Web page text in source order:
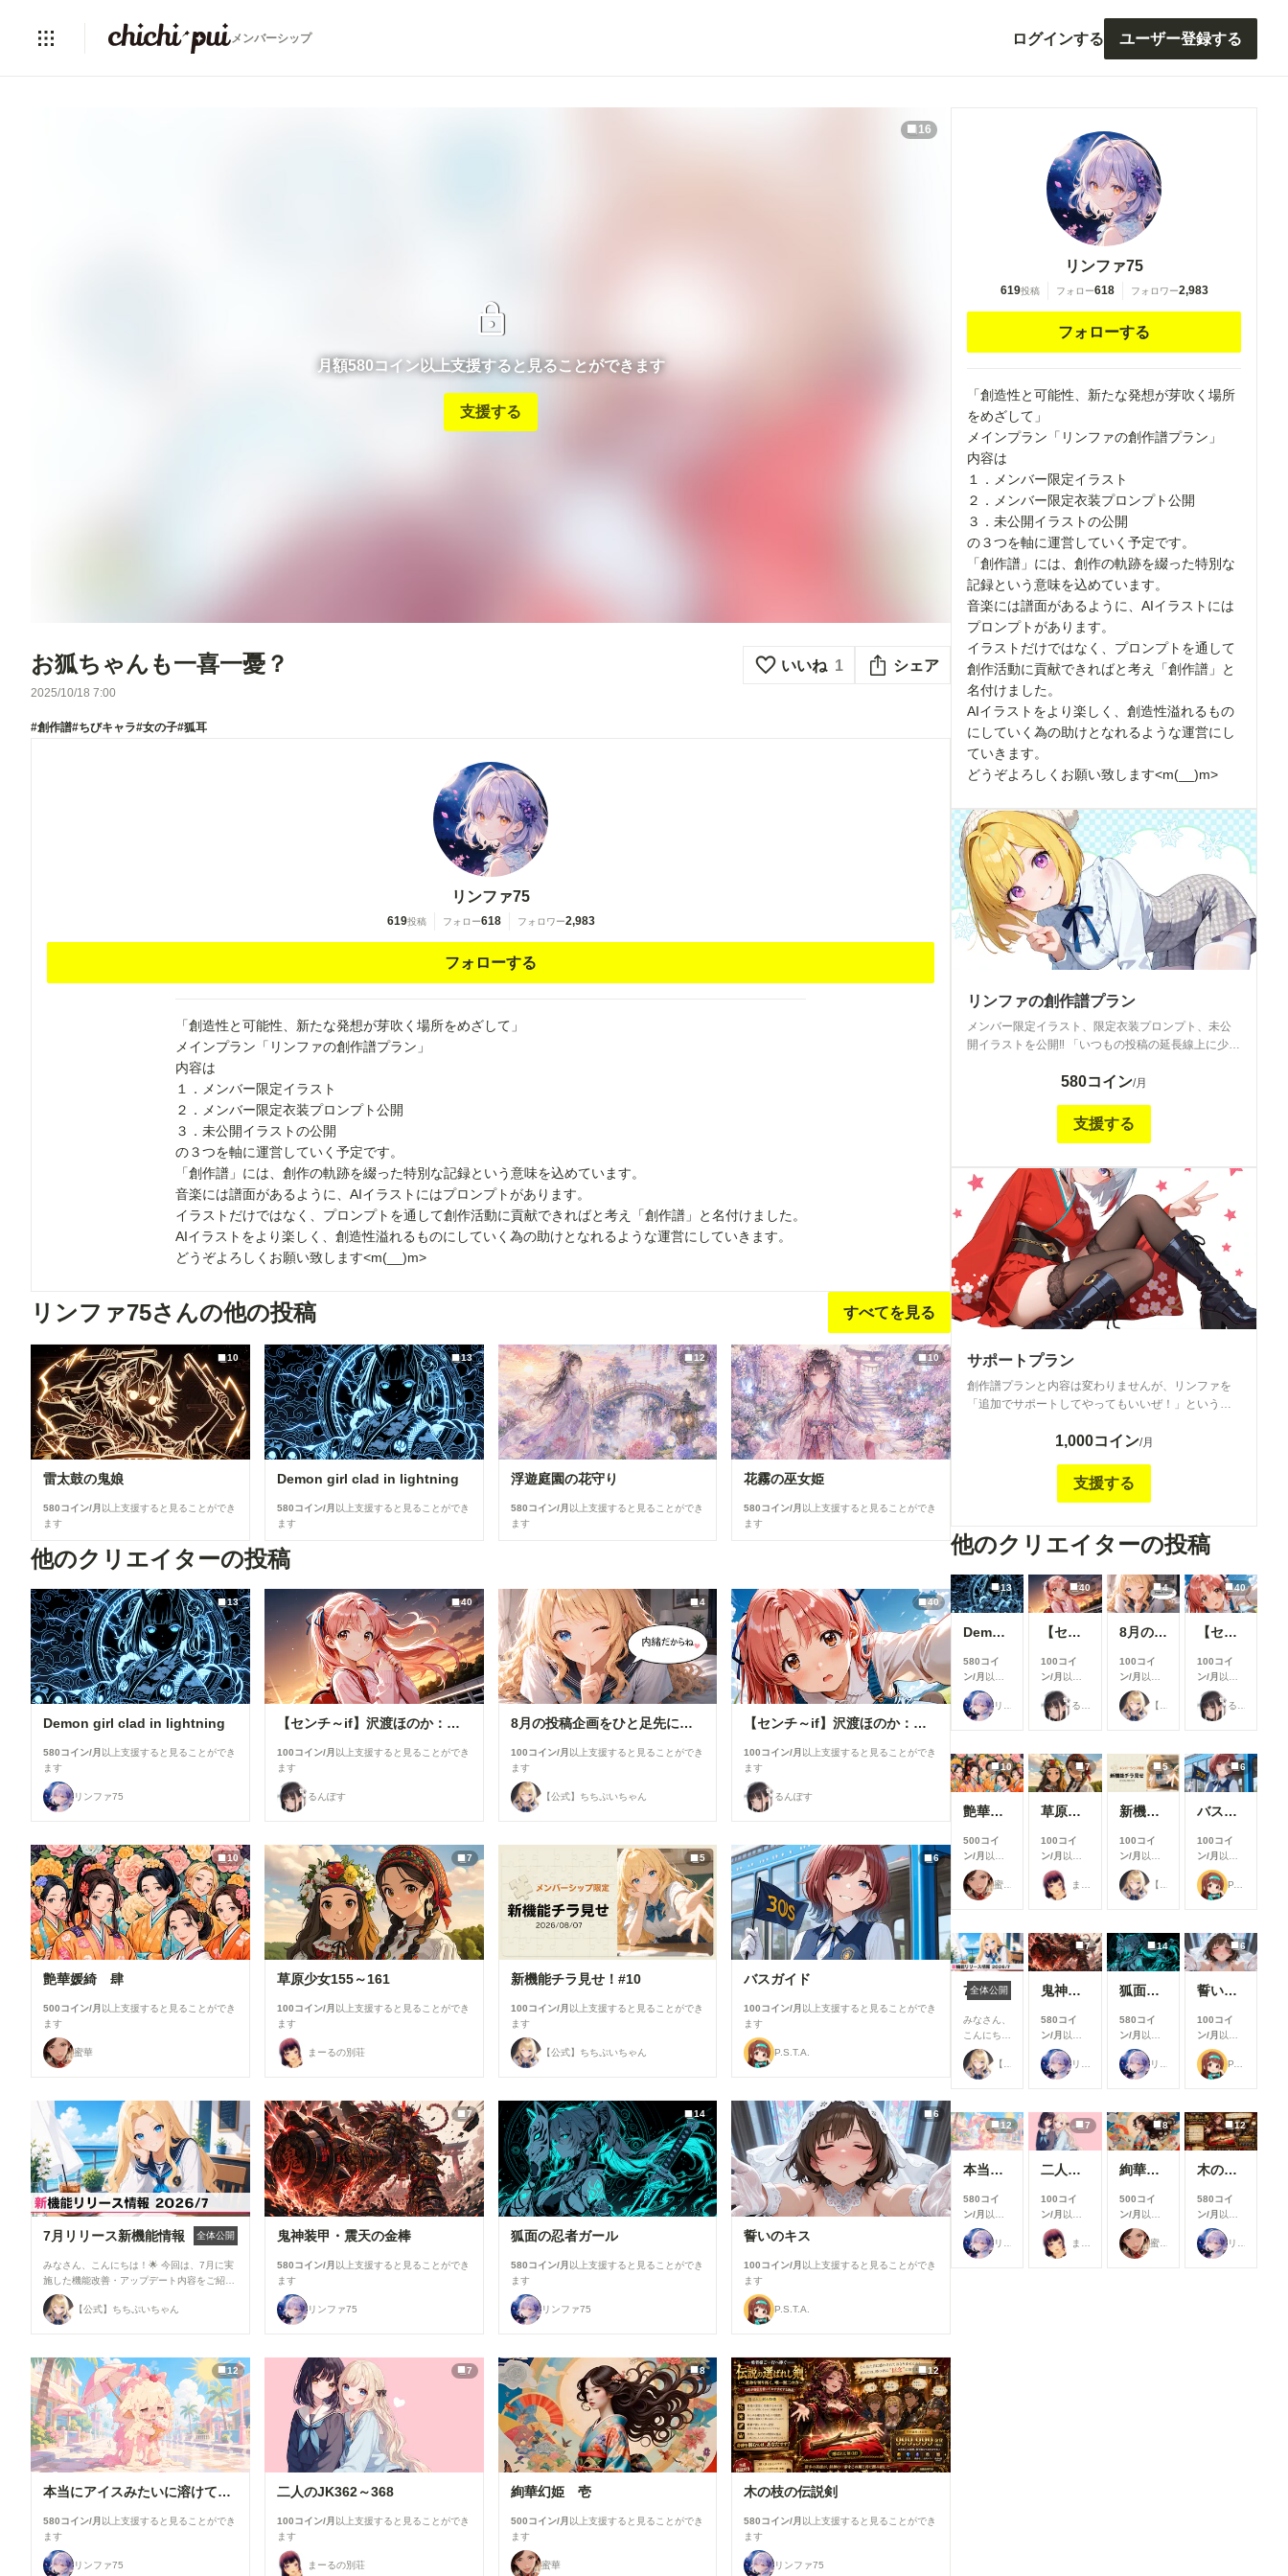
メンバーシップ ログインする ユーザー登録する
lock
月額580コイン以上支援すると見ることができます
支援する
16
お狐ちゃんも一喜一憂？
2025/10/18 7:00
#創作譜#ちびキャラ#女の子#狐耳
いいね 1 シェア
リンファ75
619投稿 フォロー618 フォロワー2,983
フォローする
「創造性と可能性、新たな発想が芽吹く場所をめざして」
メインプラン「リンファの創作譜プラン」
内容は
１．メンバー限定イラスト
２．メンバー限定衣装プロンプト公開
３．未公開イラストの公開
の３つを軸に運営していく予定です。
「創作譜」には、創作の軌跡を綴った特別な記録という意味を込めています。
音楽には譜面があるように、AIイラストにはプロンプトがあります。
イラストだけではなく、プロンプトを通して創作活動に貢献できればと考え「創作譜」と名付けました。
AIイラストをより楽しく、創造性溢れるものにしていく為の助けとなれるような運営にしていきます。
どうぞよろしくお願い致します<m(__)m>
リンファ75さんの他の投稿 すべてを見る
10
雷太鼓の鬼娘
580コイン/月 以上支援すると見ることができ
ます
13
Demon girl clad in lightning
580コイン/月 以上支援すると見ることができ
ます
12
浮遊庭園の花守り
580コイン/月 以上支援すると見ることができ
ます
10
花霧の巫女姫
580コイン/月 以上支援すると見ることができ
ます
他のクリエイターの投稿
13
Demon girl clad in lightning
580コイン/月 以上支援すると見ることができ
ます
リンファ75
40
【センチ～if】沢渡ほのか：小学生時代②～交換日記～
100コイン/月 以上支援すると見ることができ
ます
るんぽす
4
8月の投稿企画をひと足先に公開！
100コイン/月 以上支援すると見ることができ
ます
【公式】ちちぷいちゃん
40
【センチ～if】沢渡ほのか：小〇生時代①
100コイン/月 以上支援すると見ることができ
ます
るんぽす
10
艶華媛綺 肆
500コイン/月 以上支援すると見ることができ
ます
蜜華
7
草原少女155～161
100コイン/月 以上支援すると見ることができ
ます
まーるの別荘
5
新機能チラ見せ！#10
100コイン/月 以上支援すると見ることができ
ます
【公式】ちちぷいちゃん
6
バスガイド
100コイン/月 以上支援すると見ることができ
ます
P.S.T.A.
7月リリース新機能情報 全体公開
みなさん、こんにちは！🌟 今回は、7月に実
施した機能改善・アップデート内容をご紹介
します！ 今月は新機能の追加よりも、みな
さんにより快適にご利用いただけるよう、使
い勝手や見やすさを中心とした改善を行いま
選択UIを改善 生成時のモデル選択画面を見
直し、よりモデルを選びやすいUIに改善しま
した。 利用したいモデルを探しやすくな
り、これまで以上にスムーズに生成を始めら
れます！ ②「解像度を上げる」の表示を最
適化 「解像度を上げる」設定を、対応して
いるモデルを選択した場合のみ表示するよう
に変更しました。 必要な設定だけが表示さ
くなっています。 ▼投稿機能関連 ●マンガテ
「マンガ」テイストを選択した際、投稿に関
する注意事項を表示するようになりました。
セリフなどの文字が崩れて読めない作品につ
いては、「イラスト」カテゴリでの投稿をご
【公式】ちちぷいちゃん
7
鬼神装甲・震天の金棒
580コイン/月 以上支援すると見ることができ
ます
リンファ75
14
狐面の忍者ガール
580コイン/月 以上支援すると見ることができ
ます
リンファ75
6
誓いのキス
100コイン/月 以上支援すると見ることができ
ます
P.S.T.A.
12
本当にアイスみたいに溶けている女の子
580コイン/月 以上支援すると見ることができ
ます
リンファ75
7
二人のJK362～368
100コイン/月 以上支援すると見ることができ
ます
まーるの別荘
8
絢華幻姫 壱
500コイン/月 以上支援すると見ることができ
ます
蜜華
12
木の枝の伝説剣
580コイン/月 以上支援すると見ることができ
ます
リンファ75
リンファ75
619投稿 フォロー618 フォロワー2,983
フォローする
「創造性と可能性、新たな発想が芽吹く場所
をめざして」
メインプラン「リンファの創作譜プラン」
内容は
１．メンバー限定イラスト
２．メンバー限定衣装プロンプト公開
３．未公開イラストの公開
の３つを軸に運営していく予定です。
「創作譜」には、創作の軌跡を綴った特別な
記録という意味を込めています。
音楽には譜面があるように、AIイラストには
プロンプトがあります。
イラストだけではなく、プロンプトを通して
創作活動に貢献できればと考え「創作譜」と
名付けました。
AIイラストをより楽しく、創造性溢れるもの
にしていく為の助けとなれるような運営にし
ていきます。
どうぞよろしくお願い致します<m(__)m>
リンファの創作譜プラン
メンバー限定イラスト、限定衣装プロンプト、未公
開イラストを公開‼ 「いつもの投稿の延長線上に少し
するようなメンバーシップを目指して運営していき
ンプト等の公開プロンプトはご自身の作品に自由に
580コイン/月
支援する
サポートプラン
創作譜プランと内容は変わりませんが、リンファを
「追加でサポートしてやってもいいぜ！」という方
「こんな雰囲気のイラスト作れない？」といったリ
(´▽｀*) 現在のメインツールはniji・journey、コーデ
の作成はSDXLでしております！
1,000コイン/月
支援する
他のクリエイターの投稿
13
Demon girl clad in lightning
580コイ
ン/月 以上
支援すると
見ることが
できます
40
【センチ～if】沢渡ほのか：小学生時代②～交換日記～
100コイ
ン/月 以上
支援すると
見ることが
できます
4
8月の投稿企画をひと足先に公開！
100コイ
ン/月 以上
支援すると
見ることが
できます
40
【センチ～if】沢渡ほのか：小〇生時代①
100コイ
ン/月 以上
支援すると
見ることが
できます
10
艶華媛綺 肆
500コイ
ン/月 以上
支援すると
見ることが
できます
7
草原少女155～161
100コイ
ン/月 以上
支援すると
見ることが
できます
5
新機能チラ見せ！#10
100コイ
ン/月 以上
支援すると
見ることが
できます
6
バスガイド
100コイ
ン/月 以上
支援すると
見ることが
できます
P.S.T.A.
7月リリース新機能情報
全体公開
みなさん、
こんにち
は！🌟 今
回は、7月
に実施した
アップデー
ト内容をご
紹介しま
は新機能の
も、みなさ
んにより快
適にご利用
いただける
7
鬼神装甲・震天の金棒
580コイ
ン/月 以上
支援すると
見ることが
できます
14
狐面の忍者ガール
580コイ
ン/月 以上
支援すると
見ることが
できます
6
誓いのキス
100コイ
ン/月 以上
支援すると
見ることが
できます
P.S.T.A.
12
本当にアイスみたいに溶けている女の子
580コイ
ン/月 以上
支援すると
見ることが
できます
7
二人のJK362～368
100コイ
ン/月 以上
支援すると
見ることが
できます
8
絢華幻姫 壱
500コイ
ン/月 以上
支援すると
見ることが
できます
蜜華
12
木の枝の伝説剣
580コイ
ン/月 以上
支援すると
見ることが
できます